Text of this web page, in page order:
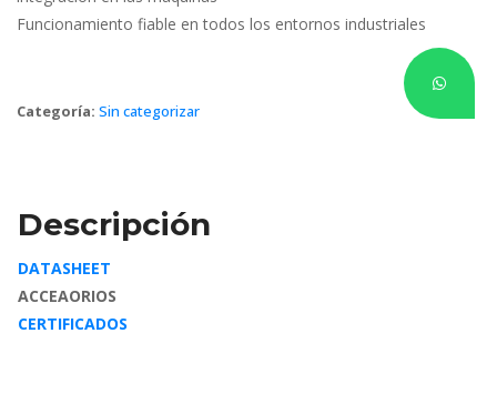
Funcionamiento fiable en todos los entornos industriale
Categoría: Sin categorizar
Descripción
DATASHEET
ACCEAORIOS
CERTIFICADOS